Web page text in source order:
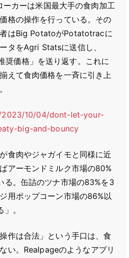
カーは米国最大手の食肉加工
格の操作を行っている。その
はBig PotatoがPotatotracに
タをAgri Statsに送信し、
価格」を送り返す。これに
えて食肉価格を一斉に引き上
10/04/dont-let-your-
big-and-bouncy
食肉やジャガイモと同様に近
アーモンドミルク市場の80%
る。缶詰のツナ市場の83%を3
用ポップコーン市場の86%以
。
作は合法」という手口は、食
い。Realpageのようなアプリ